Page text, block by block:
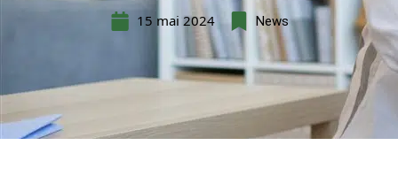
15 mai 2024 News